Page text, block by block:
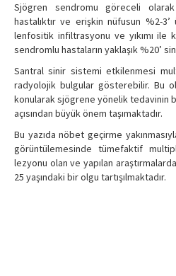
Sjögren sendromu göreceli
hastalıktır ve erişkin nüfusun %2-
lenfositik infiltrasyonu ve yıkımı ile
sendromlu hastaların yaklaşık %20’
Santral sinir sistemi etkilenmesi
radyolojik bulgular gösterebilir. Bu
konularak sjögrene yönelik tedavinin
açısından büyük önem taşımaktadır.
Bu yazıda nöbet geçirme
görüntülemesinde tümefaktif
lezyonu olan ve yapılan
25 yaşındaki bir olgu tartışılmaktadır.